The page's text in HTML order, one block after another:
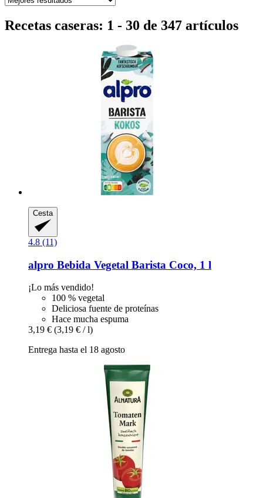
Recetas caseras: 1 - 30 de 347 artículos
Cesta
4.8 (11)
alpro Bebida Vegetal Barista Coco, 1 l
¡Lo más vendido!
100 % vegetal
Deliciosa fuente de proteínas
Hace mucha espuma
3,19 € (3,19 € / l)
Entrega hasta el 18 agosto